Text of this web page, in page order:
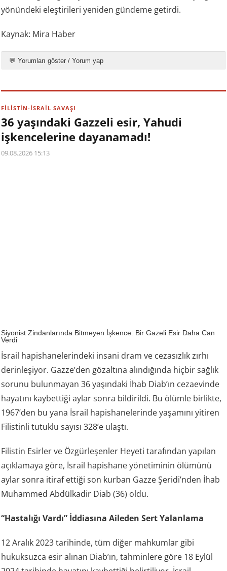
yönündeki eleştirileri yeniden gündeme getirdi.
Kaynak: Mira Haber
💬 Yorumları göster / Yorum yap
FİLİSTİN-İSRAİL SAVAŞI
36 yaşındaki Gazzeli esir, Yahudi
işkencelerine dayanamadı!
09.08.2026 15:13
Siyonist Zindanlarında Bitmeyen İşkence: Bir Gazeli Esir Daha Can
Verdi
İsrail hapishanelerindeki insani dram ve cezasızlık zırhı
derinleşiyor. Gazze’den gözaltına alındığında hiçbir sağlık
sorunu bulunmayan 36 yaşındaki İhab Diab’ın cezaevinde
hayatını kaybettiği aylar sonra bildirildi. Bu ölümle birlikte,
1967’den bu yana İsrail hapishanelerinde yaşamını yitiren
Filistinli tutuklu sayısı 328’e ulaştı.
Filistin Esirler ve Özgürleşenler Heyeti tarafından yapılan
açıklamaya göre, İsrail hapishane yönetiminin ölümünü
aylar sonra itiraf ettiği son kurban Gazze Şeridi’nden İhab
Muhammed Abdülkadir Diab (36) oldu.
“Hastalığı Vardı” İddiasına Aileden Sert Yalanlama
12 Aralık 2023 tarihinde, tüm diğer mahkumlar gibi
hukuksuzca esir alınan Diab’ın, tahminlere göre 18 Eylül